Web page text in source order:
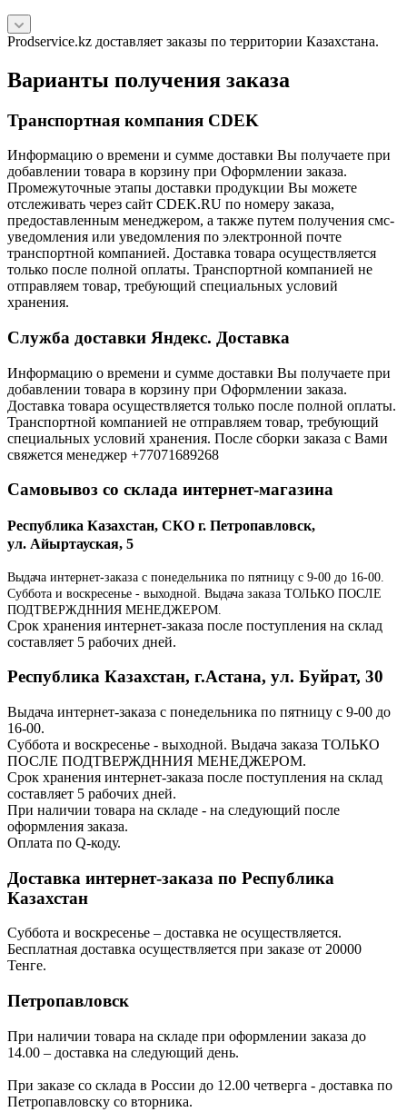
Prodservice.kz доставляет заказы по территории Казахстана.
Варианты получения заказа
Транспортная компания CDEK
Информацию о времени и сумме доставки Вы получаете при
добавлении товара в корзину при Оформлении заказа.
Промежуточные этапы доставки продукции Вы можете
отслеживать через сайт CDEK.RU по номеру заказа,
предоставленным менеджером, а также путем получения смс-
уведомления или уведомления по электронной почте
транспортной компанией. Доставка товара осуществляется
только после полной оплаты. Транспортной компанией не
отправляем товар, требующий специальных условий
хранения.
Служба доставки Яндекс. Доставка
Информацию о времени и сумме доставки Вы получаете при
добавлении товара в корзину при Оформлении заказа.
Доставка товара осуществляется только после полной оплаты.
Транспортной компанией не отправляем товар, требующий
специальных условий хранения. После сборки заказа с Вами
свяжется менеджер +77071689268
Самовывоз со склада интернет-магазина
Республика Казахстан, СКО г. Петропавловск,
ул. Айыртауская, 5
Выдача интернет-заказа с понедельника по пятницу с 9-00 до 16-00.
Суббота и воскресенье - выходной. Выдача заказа ТОЛЬКО ПОСЛЕ
ПОДТВЕРЖДННИЯ МЕНЕДЖЕРОМ.
Срок хранения интернет-заказа после поступления на склад
составляет 5 рабочих дней.
Республика Казахстан, г.Астана, ул. Буйрат, 30
Выдача интернет-заказа с понедельника по пятницу с 9-00 до
16-00.
Суббота и воскресенье - выходной. Выдача заказа ТОЛЬКО
ПОСЛЕ ПОДТВЕРЖДННИЯ МЕНЕДЖЕРОМ.
Срок хранения интернет-заказа после поступления на склад
составляет 5 рабочих дней.
При наличии товара на складе - на следующий после
оформления заказа.
Оплата по Q-коду.
Доставка интернет-заказа по Республика
Казахстан
Суббота и воскресенье – доставка не осуществляется.
Бесплатная доставка осуществляется при заказе от 20000
Тенге.
Петропавловск
При наличии товара на складе при оформлении заказа до
14.00 – доставка на следующий день.
При заказе со склада в России до 12.00 четверга - доставка по
Петропавловску со вторника.